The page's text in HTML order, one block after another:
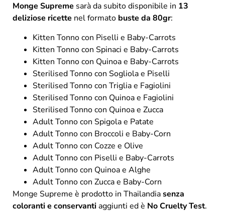
Monge Supreme sarà da subito disponibile in 13
deliziose ricette nel formato buste da 80gr:
Kitten Tonno con Piselli e Baby-Carrots
Kitten Tonno con Spinaci e Baby-Carrots
Kitten Tonno con Quinoa e Baby-Carrots
Sterilised Tonno con Sogliola e Piselli
Sterilised Tonno con Triglia e Fagiolini
Sterilised Tonno con Quinoa e Fagiolini
Sterilised Tonno con Quinoa e Zucca
Adult Tonno con Spigola e Patate
Adult Tonno con Broccoli e Baby-Corn
Adult Tonno con Cozze e Olive
Adult Tonno con Piselli e Baby-Carrots
Adult Tonno con Quinoa e Alghe
Adult Tonno con Zucca e Baby-Corn
Monge Supreme è prodotto in Thailandiasenza
coloranti e conservantiaggiunti ed è No Cruelty Test.